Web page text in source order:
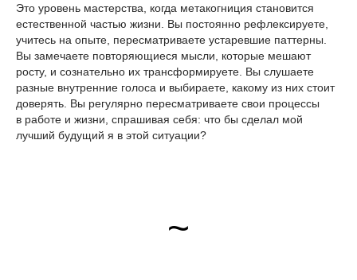
Это уровень мастерства, когда метакогниция становится
естественной частью жизни. Вы постоянно рефлексируете,
учитесь на опыте, пересматриваете устаревшие паттерны.
Вы замечаете повторяющиеся мысли, которые мешают
росту, и сознательно их трансформируете. Вы слушаете
разные внутренние голоса и выбираете, какому из них стоит
доверять. Вы регулярно пересматриваете свои процессы
в работе и жизни, спрашивая себя: что бы сделал мой
лучший будущий я в этой ситуации?
~